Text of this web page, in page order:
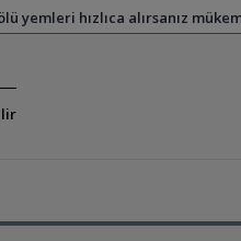
hızlıca alırsanız